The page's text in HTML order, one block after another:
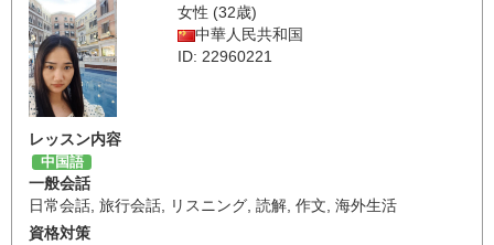
女性 (32歳)
中華人民共和国
ID: 22960221
レッスン内容
中国語
一般会話
日常会話 旅行会話 リスニング 読解 作文 海外生活
資格対策